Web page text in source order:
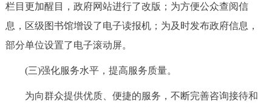
栏目更加醒目，政府网站进行了改版；为方便公众查阅信
息，区级图书馆增设了电子读报机；为及时发布政府信息，
部分单位设置了电子滚动屏。
(三)强化服务水平，提高服务质量。
为向群众提供优质、便捷的服务，不断完善咨询接待和